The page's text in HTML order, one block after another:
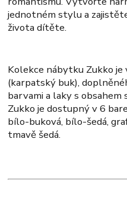
jednotném stylu a
života dítěte.
Kolekce nábytku Zukko
(karpatský buk),
barvami a laky s
Zukko je dostupný v 6
bílo-buková, bílo-šedá,
tmavě šedá.